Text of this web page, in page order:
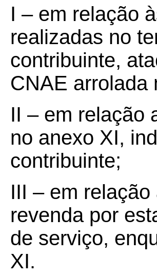
I – em relação
realizadas no
contribuinte,
CNAE arrolada
II – em relação
no anexo XI,
contribuinte;
III – em
revenda por
de serviço,
XI.